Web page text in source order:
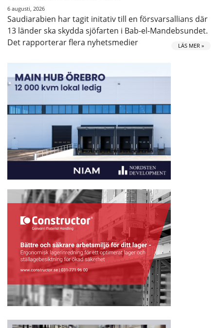
6 augusti, 2026
Saudiarabien har tagit initativ till en försvarsallians där
13 länder ska skydda sjöfarten i Bab-el-Mandebsundet.
Det rapporterar flera nyhetsmedier
LÄS MER »